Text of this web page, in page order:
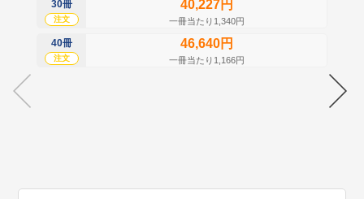
30冊
注文
40,227円
一冊当たり1,340円
40冊
注文
46,640円
一冊当たり1,166円